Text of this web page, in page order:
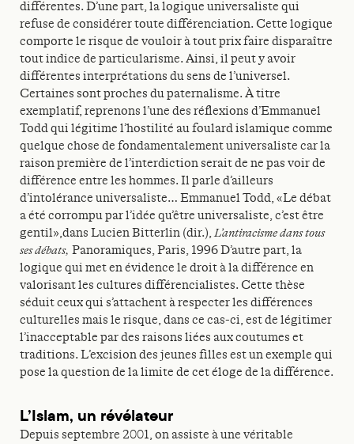
différentes. D’une part, la logique universaliste qui
refuse de considérer toute différenciation. Cette logique
comporte le risque de vouloir à tout prix faire disparaître
tout indice de particularisme. Ainsi, il peut y avoir
différentes interprétations du sens de l’universel.
Certaines sont proches du paternalisme. À titre
exemplatif, reprenons l’une des réflexions d’Emmanuel
Todd qui légitime l’hostilité au foulard islamique comme
quelque chose de fondamentalement universaliste car la
raison première de l’interdiction serait de ne pas voir de
différence entre les hommes. Il parle d’ailleurs
d’intolérance universaliste… Emmanuel Todd, «Le débat
a été corrompu par l’idée qu’être universaliste, c’est être
gentil»,dans Lucien Bitterlin (dir.),L’antiracisme dans tous
ses débats, Panoramiques, Paris, 1996 D’autre part, la
logique qui met en évidence le droit à la différence en
valorisant les cultures différencialistes. Cette thèse
séduit ceux qui s’attachent à respecter les différences
culturelles mais le risque, dans ce cas-ci, est de légitimer
l’inacceptable par des raisons liées aux coutumes et
traditions. L’excision des jeunes filles est un exemple qui
pose la question de la limite de cet éloge de la différence.
L’Islam, un révélateur
Depuis septembre 2001, on assiste à une véritable